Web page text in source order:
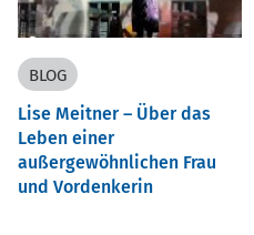
BLOG
Lise Meitner – Über das
Leben einer
außergewöhnlichen Frau
und Vordenkerin